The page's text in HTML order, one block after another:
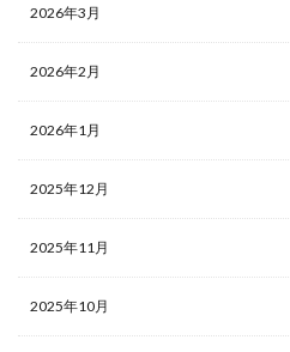
2026年3月
2026年2月
2026年1月
2025年12月
2025年11月
2025年10月